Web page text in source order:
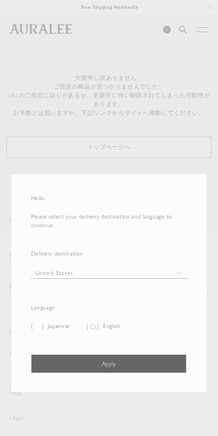
Hello,
Please select your delivery destination and language to
continue.
Delivery destination
Language
Japanese English
Apply
Now Shipping Worldwide
0
大変申し訳ありません。
ご指定の商品が見つかりませんでした。
URLのご指定に誤りがあるか、更新等に伴い削除されてしまった可能性が
あります。
お手数とは思いますが、下記リンクからサイトへ移動してください。
トップページへ
AURALEE ITEM
Newsletter
Delivery destination and Language
United States English
Help
Legal